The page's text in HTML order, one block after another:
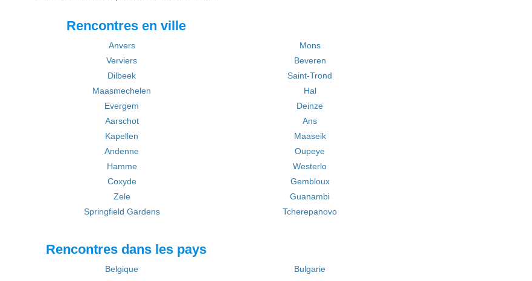
Rencontres en ville
Anvers
Mons
Verviers
Beveren
Dilbeek
Saint-Trond
Maasmechelen
Hal
Evergem
Deinze
Aarschot
Ans
Kapellen
Maaseik
Andenne
Oupeye
Hamme
Westerlo
Coxyde
Gembloux
Zele
Guanambi
Springfield Gardens Tcherepanovo
Rencontres dans les pays
Belgique
Bulgarie